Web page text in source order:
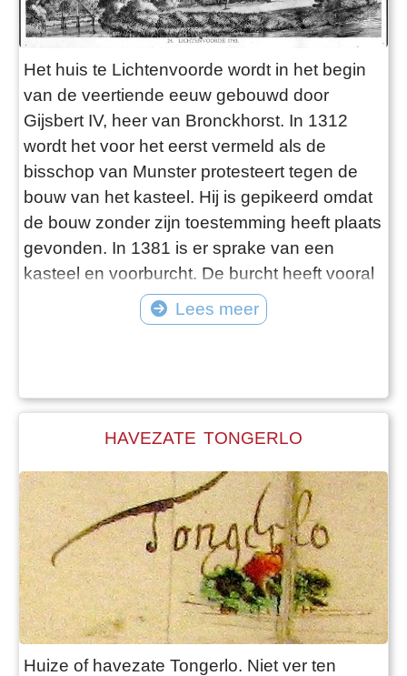
Het huis te Lichtenvoorde wordt in het begin
van de veertiende eeuw gebouwd door
Gijsbert IV, heer van Bronckhorst. In 1312
wordt het voor het eerst vermeld als de
bisschop van Munster protesteert tegen de
bouw van het kasteel. Hij is gepikeerd omdat
de bouw zonder zijn toestemming heeft plaats
gevonden. In 1381 is er sprake van een
kasteel en voorburcht. De burcht heeft vooral
een verdedigingsfunctie en doet dienst als
opslag- en administratiecentrum voor de tot
en maakt een tekening van het Huys Lich
Lees meer
HAVEZATE TONGERLO
Huize of havezate Tongerlo. Niet ver ten